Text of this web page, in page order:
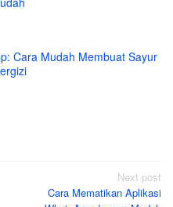
Cara Mudah Membuat Sayur
Next post
Cara Mematikan Aplikasi